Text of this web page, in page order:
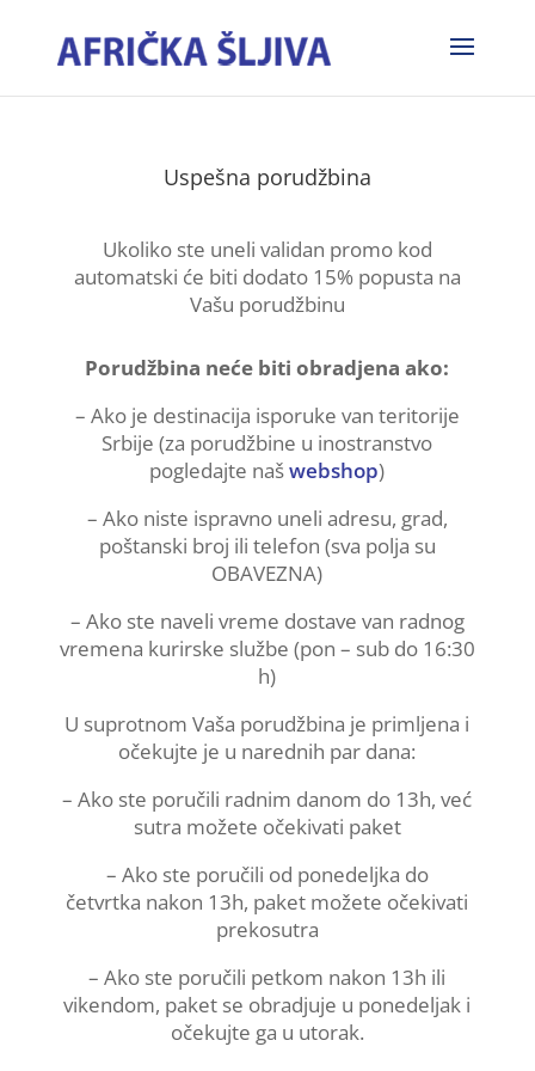
Uspešna porudžbina
Ukoliko ste uneli validan promo kod
automatski će biti dodato 15% popusta na
Vašu porudžbinu
Porudžbina neće biti obradjena ako:
– Ako je destinacija isporuke van teritorije
Srbije (za porudžbine u inostranstvo
pogledajte našwebshop)
– Ako niste ispravno uneli adresu, grad,
poštanski broj ili telefon (sva polja su
OBAVEZNA)
– Ako ste naveli vreme dostave van radnog
vremena kurirske službe (pon – sub do 16:30
h)
U suprotnom Vaša porudžbina je primljena i
očekujte je u narednih par dana:
– Ako ste poručili radnim danom do 13h, već
sutra možete očekivati paket
– Ako ste poručili od ponedeljka do
četvrtka nakon 13h, paket možete očekivati
prekosutra
– Ako ste poručili petkom nakon 13h ili
vikendom, paket se obradjuje u ponedeljak i
očekujte ga u utorak.